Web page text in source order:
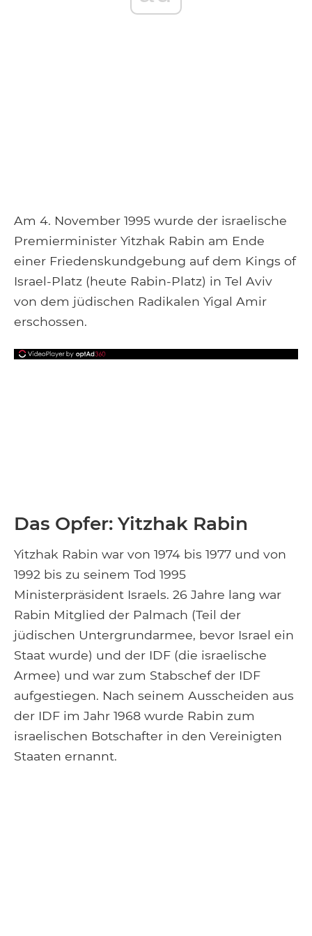
Am 4. November 1995 wurde der israelische
Premierminister Yitzhak Rabin am Ende
einer Friedenskundgebung auf dem Kings of
Israel-Platz (heute Rabin-Platz) in Tel Aviv
von dem jüdischen Radikalen Yigal Amir
erschossen.
Das Opfer: Yitzhak Rabin
Yitzhak Rabin war von 1974 bis 1977 und von
1992 bis zu seinem Tod 1995
Ministerpräsident Israels. 26 Jahre lang war
Rabin Mitglied der Palmach (Teil der
jüdischen Untergrundarmee, bevor Israel ein
Staat wurde) und der IDF (die israelische
Armee) und war zum Stabschef der IDF
aufgestiegen. Nach seinem Ausscheiden aus
der IDF im Jahr 1968 wurde Rabin zum
israelischen Botschafter in den Vereinigten
Staaten ernannt.